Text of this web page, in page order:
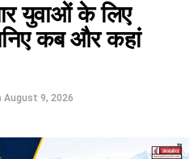
युवाओं के लिए
कब और कहां
August 9, 2026